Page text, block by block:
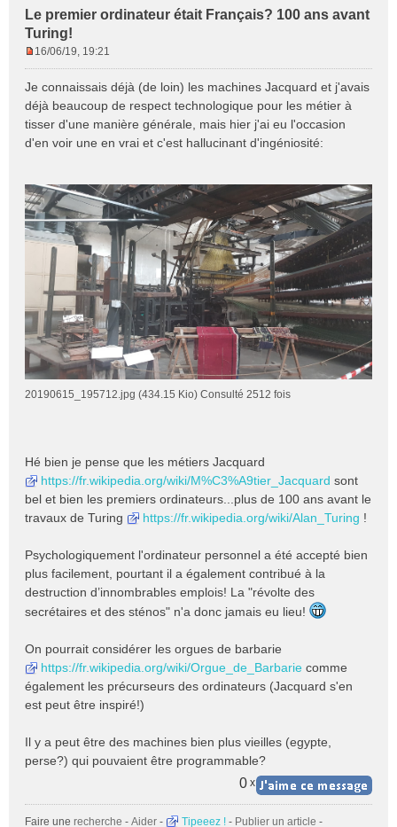
Le premier ordinateur était Français? 100 ans avant
Turing!
s
s
a
g
o
n
l
u
16/06/19, 19:21
Je connaissais déjà (de loin) les machines Jacquard et j'avais
déjà beaucoup de respect technologique pour les métier à
tisser d'une manière générale, mais hier j'ai eu l'occasion
d'en voir une en vrai et c'est hallucinant d'ingéniosité:
20190615_195712.jpg (434.15 Kio) Consulté 2512 fois
Hé bien je pense que les métiers Jacquard
https://fr.wikipedia.org/wiki/M%C3%A9tier_Jacquard sont
bel et bien les premiers ordinateurs...plus de 100 ans avant le
travaux de Turing
https://fr.wikipedia.org/wiki/Alan_Turing !
Psychologiquement l'ordinateur personnel a été accepté bien
plus facilement, pourtant il a également contribué à la
destruction d’innombrables emplois! La "révolte des
secrétaires et des sténos" n'a donc jamais eu lieu!
On pourrait considérer les orgues de barbarie
https://fr.wikipedia.org/wiki/Orgue_de_Barbarie comme
également les précurseurs des ordinateurs (Jacquard s'en
est peut être inspiré!)
Il y a peut être des machines bien plus vieilles (egypte,
perse?) qui pouvaient être programmable?
0 x
Faire une recherche - Aider - Tipeeez ! - Publier un article -